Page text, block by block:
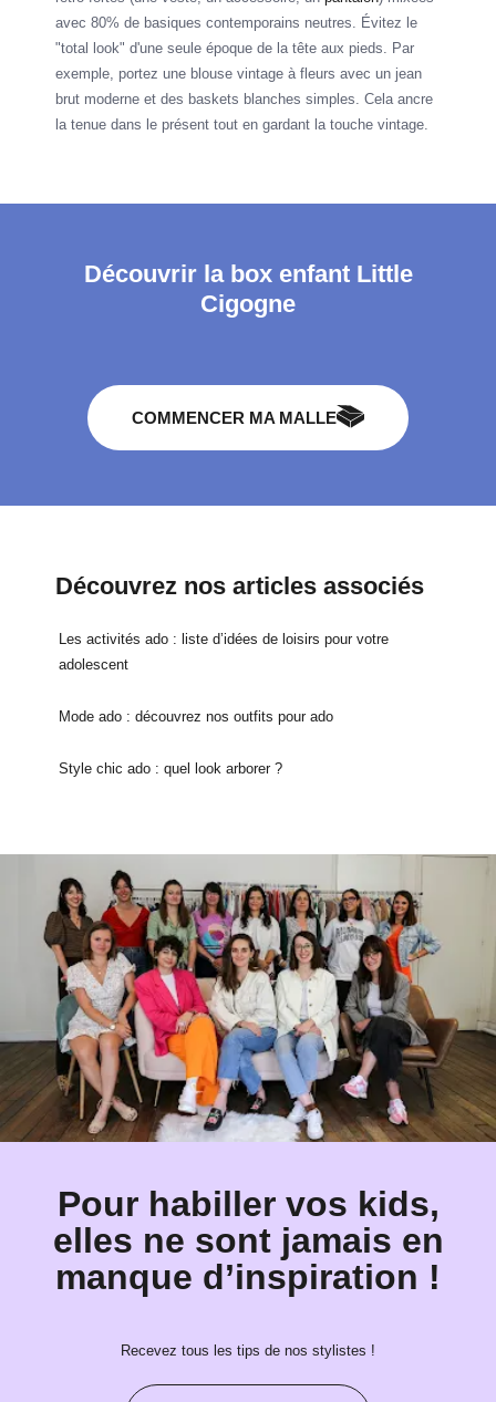
avec 80% de basiques contemporains neutres. Évitez le
"total look" d'une seule époque de la tête aux pieds. Par
exemple, portez une blouse vintage à fleurs avec un jean
brut moderne et des baskets blanches simples. Cela ancre
la tenue dans le présent tout en gardant la touche vintage.
Découvrir la box enfant Little
Cigogne
COMMENCER MA MALLE
Découvrez nos articles associés
Les activités ado : liste d’idées de loisirs pour votre
adolescent
Mode ado : découvrez nos outfits pour ado
Style chic ado : quel look arborer ?
Pour habiller vos kids,
elles ne sont jamais en
manque d’inspiration !
Recevez tous les tips de nos stylistes !